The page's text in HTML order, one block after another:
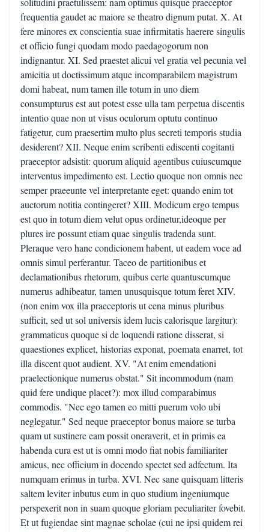
frequentia gaudet ac maiore se theatro dignum putat. X. At
fere minores ex conscientia suae infirmitatis haerere singulis
et officio fungi quodam modo paedagogorum non
indignantur. XI. Sed praestet alicui vel gratia vel pecunia vel
amicitia ut doctissimum atque incomparabilem magistrum
domi habeat, num tamen ille totum in uno diem
consumpturus est aut potest esse ulla tam perpetua discentis
intentio quae non ut visus oculorum optutu continuo
fatigetur, cum praesertim multo plus secreti temporis studia
desiderent? XII. Neque enim scribenti ediscenti cogitanti
praeceptor adsistit: quorum aliquid agentibus cuiuscumque
interventus impedimento est. Lectio quoque non omnis nec
semper praeeunte vel interpretante eget: quando enim tot
auctorum notitia contingeret? XIII. Modicum ergo tempus
est quo in totum diem velut opus ordinetur,ideoque per
plures ire possunt etiam quae singulis tradenda sunt.
Pleraque vero hanc condicionem habent, ut eadem voce ad
omnis simul perferantur. Taceo de partitionibus et
declamationibus rhetorum, quibus certe quantuscumque
numerus adhibeatur, tamen unusquisque totum feret XIV.
(non enim vox illa praeceptoris ut cena minus pluribus
sufficit, sed ut sol universis idem lucis calorisque largitur):
grammaticus quoque si de loquendi ratione disserat, si
quaestiones explicet, historias exponat, poemata enarret, tot
illa discent quot audient. XV. "At enim emendationi
praelectionique numerus obstat." Sit incommodum (nam
quid fere undique placet?): mox illud comparabimus
commodis. "Nec ego tamen eo mitti puerum volo ubi
neglegatur." Sed neque praeceptor bonus maiore se turba
quam ut sustinere eam possit oneraverit, et in primis ea
habenda cura est ut is omni modo fiat nobis familiariter
amicus, nec officium in docendo spectet sed adfectum. Ita
numquam erimus in turba. XVI. Nec sane quisquam litteris
saltem leviter inbutus eum in quo studium ingeniumque
perspexerit non in suam quoque gloriam peculiariter fovebit.
Et ut fugiendae sint magnae scholae (cui ne ipsi quidem rei